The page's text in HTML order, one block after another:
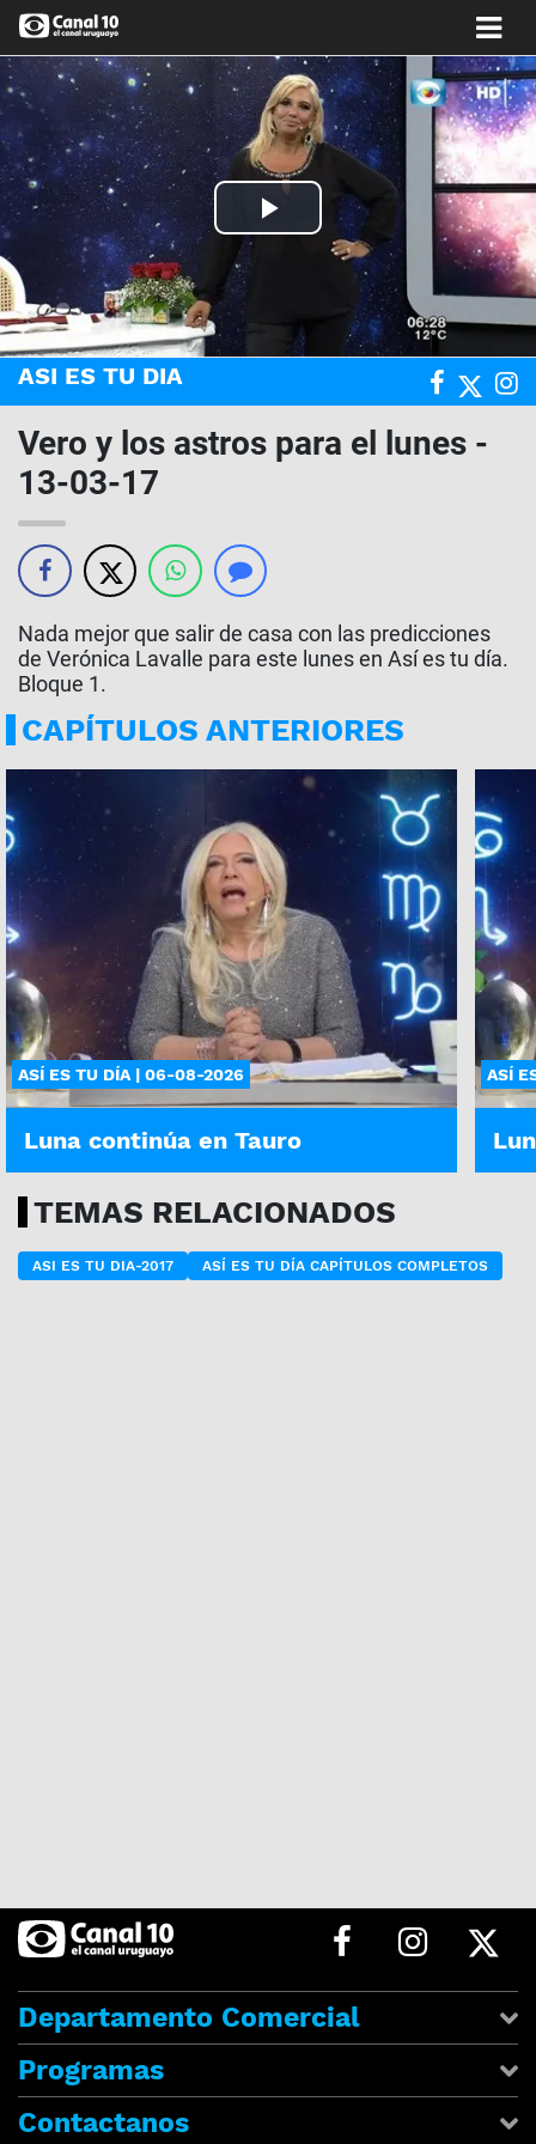
Play
Video
ASI ES TU DIA
Vero y los astros para el lunes -
13-03-17
Nada mejor que salir de casa con las predicciones
de Verónica Lavalle para este lunes en Así es tu día.
Bloque 1.
CAPÍTULOS ANTERIORES
ASÍ ES TU DÍA | 06-08-2026
Luna continúa en Tauro
ASÍ
TEMAS RELACIONADOS
ASI ES TU DIA-2017 ASÍ ES TU DÍA CAPÍTULOS COMPLETOS
Departamento Comercial
Programas
Contactanos